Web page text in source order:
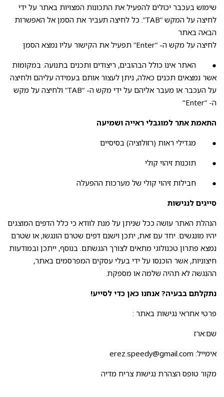
שימוש בעכבר יכולים להפעיל את התכונות המצויות באתר על ידי
לחיצה על המקש “TAB”. כל לחיצה תעביר את הסמן אל האפשרות
הבאה באתר
לחיצה על מקש ה- “Enter” תפעיל את הקישור עליו נמצא הסמן
● האתר אינו כולל הבהובים, ריצודים ותכנים בתנועה. במקומות
אשר נמצאים תכנים כאלה, ניתן לעצור אותם בעמידה עליהם ולחיצה
על העכבר או מעבר אליהם על ידי מקש ה- “TAB” ולחיצה על מקש
ה- “Enter"
התאמת אתר למוגבלי ראייה ושמיעה
● מגדילי ראות (רזולוציה) בסיסיים
● תוכנות זיהוי קולי
● חבילות זיהוי קולי של מערכות ההפעלה
סייגים לנגישות
הנהלת האתר עושה ככל שניתן על מנת לוודא כי כלל הדפים המוצגים
יהיו מונגשים. יחד עם זאת, יתכן וישנם דפים שטרם הונגשו, או שטרם
נמצא פתרון טכנולוגי מתאים לצורך הנגשתם. בנוסף, ייתכן ובמודעות
חיצוניות, אשר הוכנסו על ידי בעלי עסקים המפרסמים באתר,
ההנגשה לא תהיה שלמה או מספקת.
נתקלתם בבעיה? אנחנו כאן כדי לסייע!
פרטי אחראי נגישות באתר :
שם:ארז
אימייל: erez.speedy@gmail.com
מקור טופס הצהרת נגישות צריח מדיה